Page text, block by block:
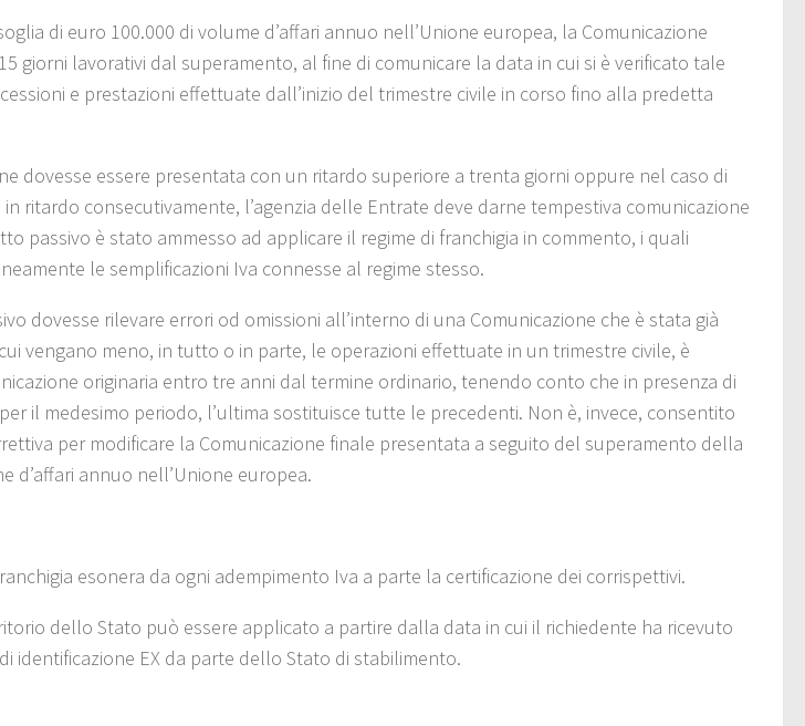
di euro 100.000 di volume d’affari annuo nell’Unione europea, la Comunicazione
giorni lavorativi dal superamento, al fine di comunicare la data in cui si è verificato tale
e prestazioni effettuate dall’inizio del trimestre civile in corso fino alla predetta
dovesse essere presentata con un ritardo superiore a trenta giorni oppure nel caso di
ritardo consecutivamente, l’agenzia delle Entrate deve darne tempestiva comunicazione
passivo è stato ammesso ad applicare il regime di franchigia in commento, i quali
le semplificazioni Iva connesse al regime stesso.
dovesse rilevare errori od omissioni all’interno di una Comunicazione che è stata già
vengano meno, in tutto o in parte, le operazioni effettuate in un trimestre civile, è
originaria entro tre anni dal termine ordinario, tenendo conto che in presenza di
il medesimo periodo, l’ultima sostituisce tutte le precedenti. Non è, invece, consentito
per modificare la Comunicazione finale presentata a seguito del superamento della
d’affari annuo nell’Unione europea.
esonera da ogni adempimento Iva a parte la certificazione dei corrispettivi.
dello Stato può essere applicato a partire dalla data in cui il richiedente ha ricevuto
identificazione EX da parte dello Stato di stabilimento.